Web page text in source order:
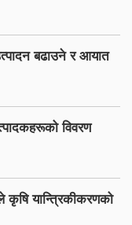
बढाउने र आयात
विवरण
कृषि यान्त्रिकीकरणको